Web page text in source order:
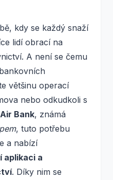
kdy se každý snaží
lidí obrací na
A není se čemu
většinu operací
nebo odkudkoli s
Air Bank, známá
, tuto potřebu
a nabízí
aplikaci a
. Díky nim se